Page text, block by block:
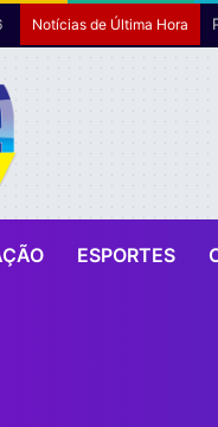
Notícias de Última Hora
ESPORTES